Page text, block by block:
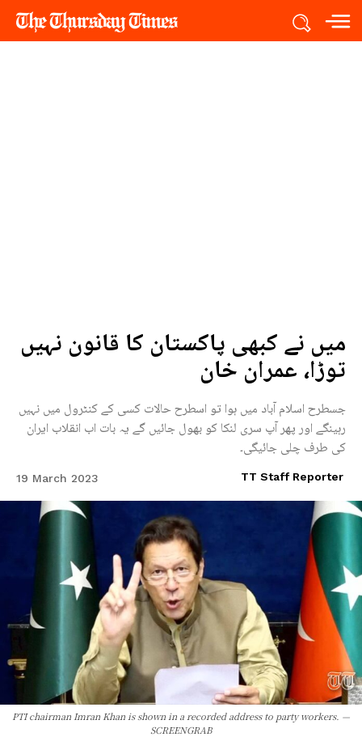
میں نے کبھی پاکستان کا قانون نہیں
توڑا، عمران خان
جسطرح اسلام آباد میں ہوا تو اسطرح حالات کسی کے کنٹرول میں نہیں
رہینگے اور پھر آپ سری لنکا کو بھول جائیں گے یہ بات اب انقلاب ایران
کی طرف چلی جائیگی۔
TT Staff Reporter
19 March 2023
PTI chairman Imran Khan is shown in a recorded address to party workers. —
SCREENGRAB